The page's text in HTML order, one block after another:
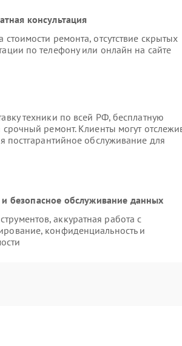
консультация
ремонта, отсутствие скрытых
по телефону или онлайн на сайте
техники по всей РФ, бесплатную
ремонт. Клиенты могут
постгарантийное обслуживание для
безопасное обслуживание данных
аккуратная работа с
конфиденциальность и